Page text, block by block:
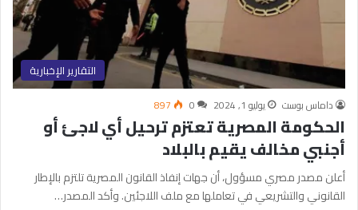
التقارير الإخبارية
داماس بوست يوليو 1, 2024 0
897
الحكومة المصرية تعتزم ترحيل أي لاجئ أو
أجنبي مخالف يقيم بالبلاد
أعلن مصدر مصري مسؤول، أن جهات إنفاذ القانون المصرية تلتزم بالإطار
القانوني والتشريعي في تعاملها مع ملف اللاجئين. وأكد المصدر…